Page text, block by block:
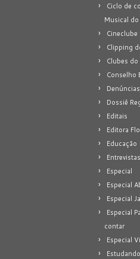
Ciclo de
Musical
Cineclube
Clipping
Clubes do
Conselho
Denúncias
Dossiê
Editais
Editora
Educação
Entrevistas
Especial
Especial
Especial
Especial
contar
Especial